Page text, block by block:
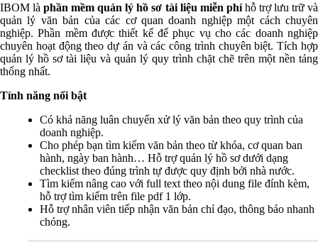
IBOM làphần mềm quản lý hồ sơ tài liệu miễn phíhỗ trợ lưu trữ và
quản lý văn bản của các cơ quan doanh nghiệp một cách chuyên
nghiệp. Phần mềm được thiết kế để phục vụ cho các doanh nghiệp
chuyên hoạt động theo dự án và các công trình chuyên biệt. Tích hợp
quản lý hồ sơ tài liệu và quản lý quy trình chặt chẽ trên một nền tảng
thống nhất.
Tính năng nổi bật
Có khả năng luân chuyển xử lý văn bản theo quy trình của
doanh nghiệp.
Cho phép bạn tìm kiếm văn bản theo từ khóa, cơ quan ban
hành, ngày ban hành… Hỗ trợ quản lý hồ sơ dưới dạng
checklist theo đúng trình tự được quy định bởi nhà nước.
Tìm kiếm nâng cao với full text theo nội dung file đính kèm,
hỗ trợ tìm kiếm trên file pdf 1 lớp.
Hỗ trợ nhân viên tiếp nhận văn bản chỉ đạo, thông báo nhanh
chóng.